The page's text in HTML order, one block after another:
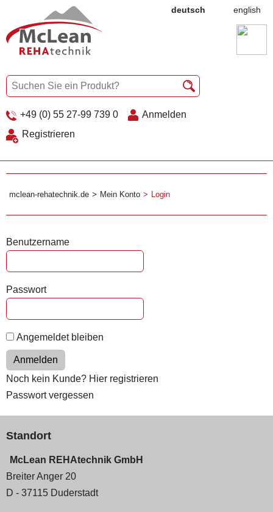
deutsch english
+49 (0) 55 27-99 739 0
Anmelden
Registrieren
mclean-rehatechnik.de Mein Konto Login
Benutzername
Passwort
Angemeldet bleiben
Anmelden
Noch kein Kunde? Hier registrieren
Passwort vergessen
Standort
McLean REHAtechnik GmbH
Breiter Anger 20
D - 37115 Duderstadt